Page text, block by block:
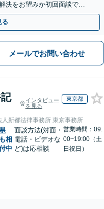
決をお望みか初回面談でし
相談ください。
る
メールでお問い合わせ
インタビュー
を見る
東京都
人新都法律事務所 東京事務所
相
中
面談方法(対面・
電話・ビデオな
ど)は応相談
営業時間：09:
00~19:00（土
日祝日）